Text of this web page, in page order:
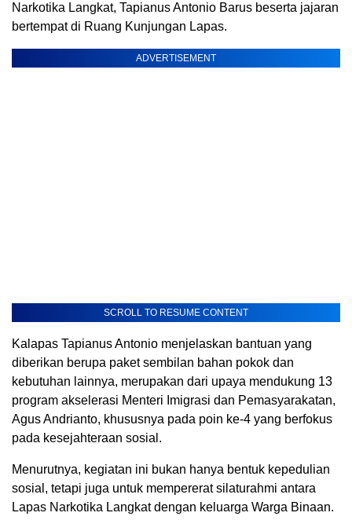
Narkotika Langkat, Tapianus Antonio Barus beserta jajaran
bertempat di Ruang Kunjungan Lapas.
ADVERTISEMENT
SCROLL TO RESUME CONTENT
Kalapas Tapianus Antonio menjelaskan bantuan yang
diberikan berupa paket sembilan bahan pokok dan
kebutuhan lainnya, merupakan dari upaya mendukung 13
program akselerasi Menteri Imigrasi dan Pemasyarakatan,
Agus Andrianto, khususnya pada poin ke-4 yang berfokus
pada kesejahteraan sosial.
Menurutnya, kegiatan ini bukan hanya bentuk kepedulian
sosial, tetapi juga untuk mempererat silaturahmi antara
Lapas Narkotika Langkat dengan keluarga Warga Binaan.